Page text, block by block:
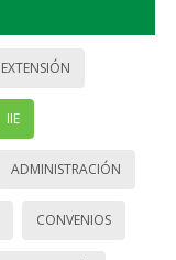
EXTENSIÓN
IIE
ADMINISTRACIÓN
CONVENIOS